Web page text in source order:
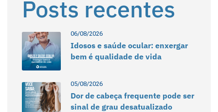
Posts recentes
06/08/2026
Idosos e saúde ocular: enxergar
bem é qualidade de vida
05/08/2026
Dor de cabeça frequente pode ser
sinal de grau desatualizado